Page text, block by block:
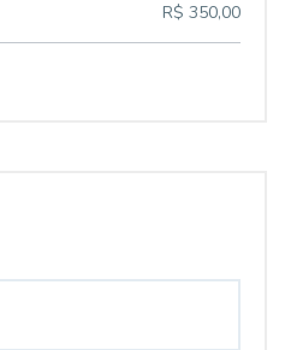
R$ 350,00